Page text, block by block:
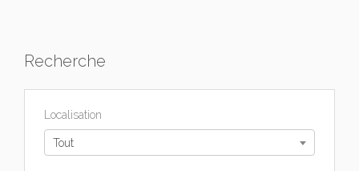
Recherche
Localisation
Tout